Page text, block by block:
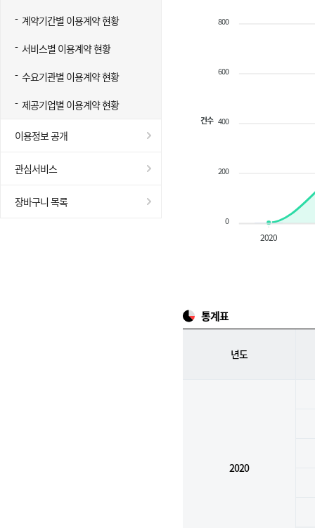
계약기간별 이용계약 현황
서비스별 이용계약 현황
수요기관별 이용계약 현황
제공기업별 이용계약 현황
이용정보 공개
관심서비스
장바구니 목록
800
600
400
200
0
건수
2020
통계표
년도
2020